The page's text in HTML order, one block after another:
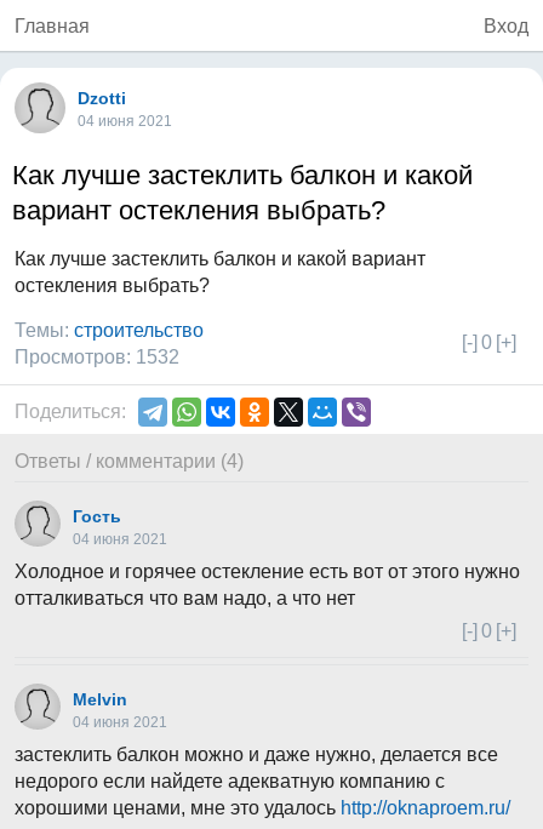
Главная Вход
Dzotti
04 июня 2021
Как лучше застеклить балкон и какой
вариант остекления выбрать?
Как лучше застеклить балкон и какой вариант
остекления выбрать?
[-] 0 [+]
Темы: строительство
Просмотров: 1532
Поделиться:
Ответы / комментарии (4)
Гость
04 июня 2021
Холодное и горячее остекление есть вот от этого нужно
отталкиваться что вам надо, а что нет
[-] 0 [+]
Melvin
04 июня 2021
застеклить балкон можно и даже нужно, делается все
недорого если найдете адекватную компанию с
хорошими ценами, мне это удалось http://oknaproem.ru/